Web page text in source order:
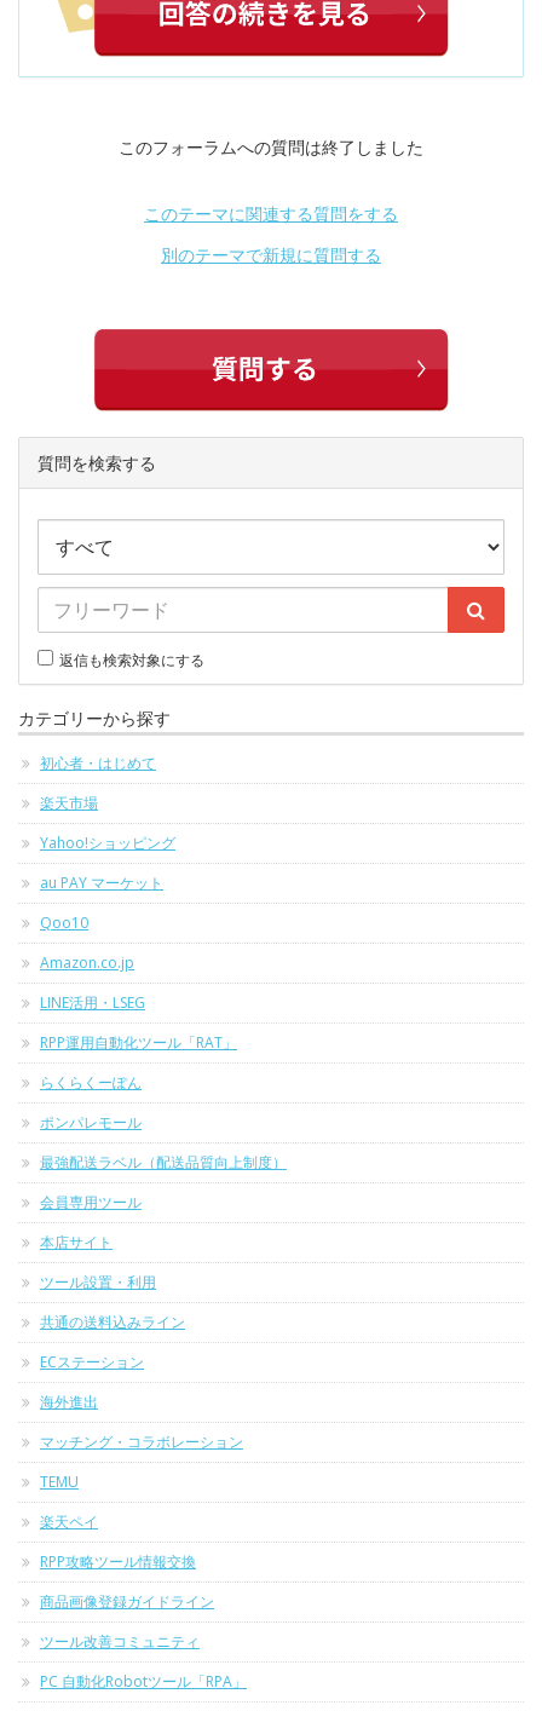
このフォーラムへの質問は終了しました
このテーマに関連する質問をする
別のテーマで新規に質問する
質問を検索する
返信も検索対象にする
カテゴリーから探す
初心者・はじめて
楽天市場
Yahoo!ショッピング
au PAY マーケット
Qoo10
Amazon.co.jp
LINE活用・LSEG
RPP運用自動化ツール「RAT」
らくらくーぽん
ポンパレモール
最強配送ラベル（配送品質向上制度）
会員専用ツール
本店サイト
ツール設置・利用
共通の送料込みライン
ECステーション
海外進出
マッチング・コラボレーション
TEMU
楽天ペイ
RPP攻略ツール情報交換
商品画像登録ガイドライン
ツール改善コミュニティ
PC 自動化Robotツール「RPA」